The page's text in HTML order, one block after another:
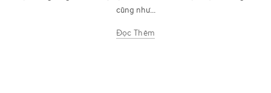
cũng như...
Đọc Thêm